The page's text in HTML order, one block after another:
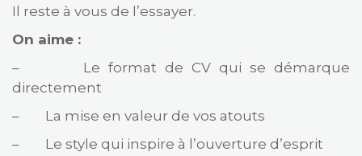
Il reste à vous de l’essayer.
On aime :
– Le format de CV qui se démarque
directement
– La mise en valeur de vos atouts
– Le style qui inspire à l’ouverture d’esprit